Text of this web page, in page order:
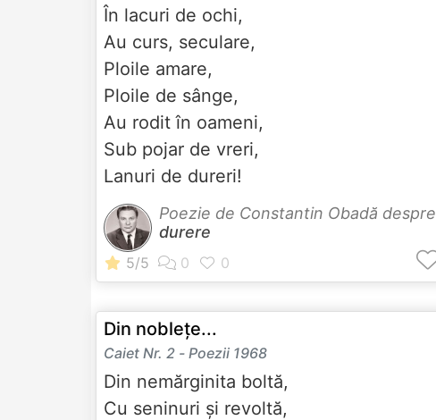
În lacuri de ochi,
Au curs, seculare,
Ploile amare,
Ploile de sânge,
Au rodit în oameni,
Sub pojar de vreri,
Lanuri de dureri!
Poezie de Constantin Obadă despre
durere
Din noblețe...
Caiet Nr. 2 - Poezii 1968
Din nemărginita boltă,
Cu seninuri și revoltă,